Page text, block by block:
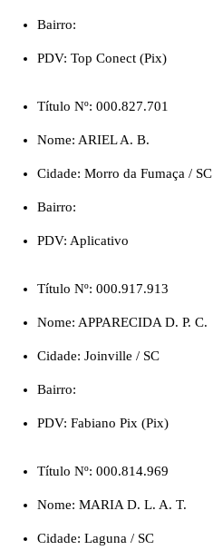
Bairro:
PDV: Top Conect (Pix)
Título Nº: 000.827.701
Nome: ARIEL A. B.
Cidade: Morro da Fumaça / SC
Bairro:
PDV: Aplicativo
Título Nº: 000.917.913
Nome: APPARECIDA D. P. C.
Cidade: Joinville / SC
Bairro:
PDV: Fabiano Pix (Pix)
Título Nº: 000.814.969
Nome: MARIA D. L. A. T.
Cidade: Laguna / SC